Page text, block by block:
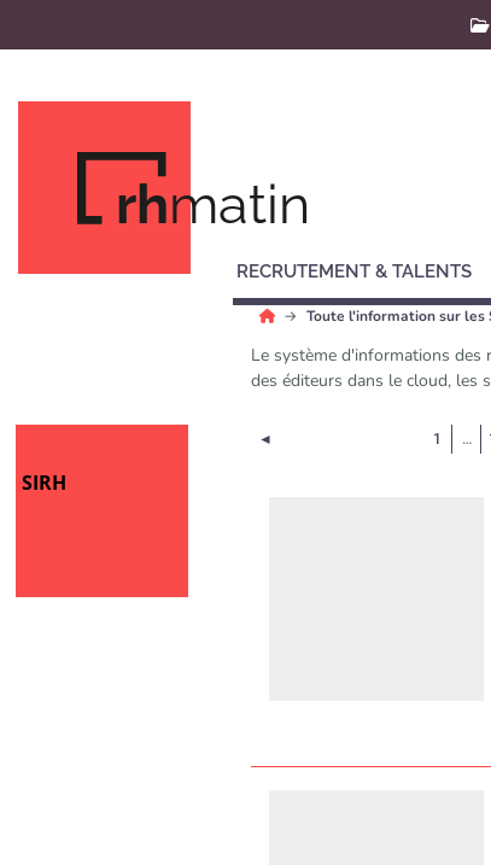
rhmatin
RECRUTEMENT & TALENTS
Toute l'information sur les
Le système d'informations des
des éditeurs dans le cloud, les
SIRH
◄ 1 …